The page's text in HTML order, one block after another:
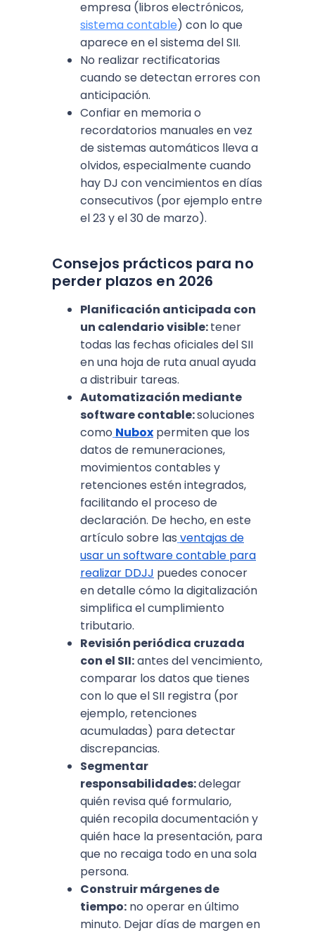
empresa (libros electrónicos,
sistema contable) con lo que
aparece en el sistema del SII.
No realizar rectificatorias
cuando se detectan errores con
anticipación.
Confiar en memoria o
recordatorios manuales en vez
de sistemas automáticos lleva a
olvidos, especialmente cuando
hay DJ con vencimientos en días
consecutivos (por ejemplo entre
el 23 y el 30 de marzo).
Consejos prácticos para no
perder plazos en 2026
Planificación anticipada con
un calendario visible:tener
todas las fechas oficiales del SII
en una hoja de ruta anual ayuda
a distribuir tareas.
Automatización mediante
software contable:soluciones
como Nubox permiten que los
datos de remuneraciones,
movimientos contables y
retenciones estén integrados,
facilitando el proceso de
declaración. De hecho, en este
artículo sobre las ventajas de
usar un software contable para
realizar DDJJ puedes conocer
en detalle cómo la digitalización
simplifica el cumplimiento
tributario.
Revisión periódica cruzada
con el SII:antes del vencimiento,
comparar los datos que tienes
con lo que el SII registra (por
ejemplo, retenciones
acumuladas) para detectar
discrepancias.
Segmentar
responsabilidades:delegar
quién revisa qué formulario,
quién recopila documentación y
quién hace la presentación, para
que no recaiga todo en una sola
persona.
Construir márgenes de
tiempo: no operar en último
minuto. Dejar días de margen en